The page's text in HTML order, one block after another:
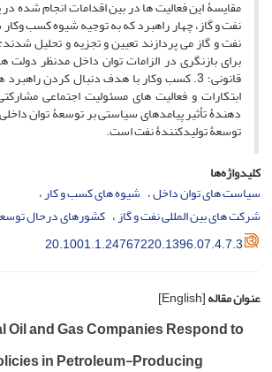
مقایسۀ این فعالیت ها در بین اقدامات انجام شده
نفت و گاز، چهار راهبرد که به توجیه شیوه کسب
ابتکارات و فعالیت های مسئولیت اجتماعی
دهندۀ تأثیر پیامدهای سیاستی بر توسعۀ توان
توسعۀ تولیدکنندۀ نفت است.
کلیدواژه‌ها
سیاست های توان داخل شیوه های کسب و کار
شرکت های بین المللی نفت و گاز کشورهای درحال
20.1001.1.24767220.1396.07.4.7.3
عنوان مقاله[English]
Oil and Gas Companies Respond to
in Petroleum-Producing